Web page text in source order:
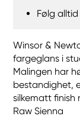
Følg
Winsor &
fargeglans i
Malingen har
bestandighet,
silkematt finish
Raw Sienna